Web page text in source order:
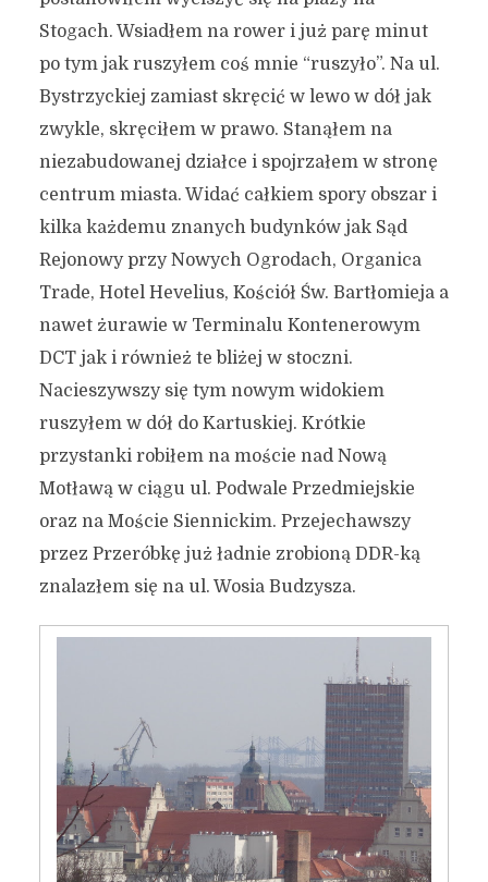
Stogach. Wsiadłem na rower i już parę minut
po tym jak ruszyłem coś mnie “ruszyło”. Na ul.
Bystrzyckiej zamiast skręcić w lewo w dół jak
zwykle, skręciłem w prawo. Stanąłem na
niezabudowanej działce i spojrzałem w stronę
centrum miasta. Widać całkiem spory obszar i
kilka każdemu znanych budynków jak Sąd
Rejonowy przy Nowych Ogrodach, Organica
Trade, Hotel Hevelius, Kościół Św. Bartłomieja a
nawet żurawie w Terminalu Kontenerowym
DCT jak i również te bliżej w stoczni.
Nacieszywszy się tym nowym widokiem
ruszyłem w dół do Kartuskiej. Krótkie
przystanki robiłem na moście nad Nową
Motławą w ciągu ul. Podwale Przedmiejskie
oraz na Moście Siennickim. Przejechawszy
przez Przeróbkę już ładnie zrobioną DDR-ką
znalazłem się na ul. Wosia Budzysza.